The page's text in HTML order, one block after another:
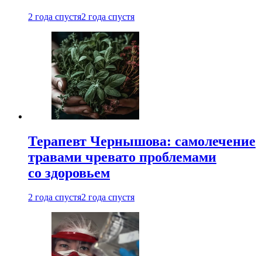
2 года спустя2 года спустя
Терапевт Чернышова: самолечение
травами чревато проблемами
со здоровьем
2 года спустя2 года спустя